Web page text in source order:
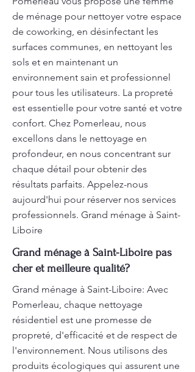
de ménage pour nettoyer votre espace
de coworking, en désinfectant les
surfaces communes, en nettoyant les
sols et en maintenant un
environnement sain et professionnel
pour tous les utilisateurs. La propreté
est essentielle pour votre santé et votre
confort. Chez Pomerleau, nous
excellons dans le nettoyage en
profondeur, en nous concentrant sur
chaque détail pour obtenir des
résultats parfaits. Appelez-nous
aujourd'hui pour réserver nos services
professionnels. Grand ménage à Saint-
Liboire
Grand ménage à Saint-Liboire pas
cher et meilleure qualité?
Grand ménage à Saint-Liboire: Avec
Pomerleau, chaque nettoyage
résidentiel est une promesse de
propreté, d'efficacité et de respect de
l'environnement. Nous utilisons des
produits écologiques qui assurent une